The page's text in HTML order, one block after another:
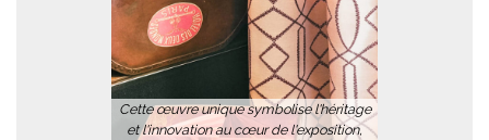
Cette œuvre unique symbolise l'héritage
et l'innovation au cœur de l'exposition,